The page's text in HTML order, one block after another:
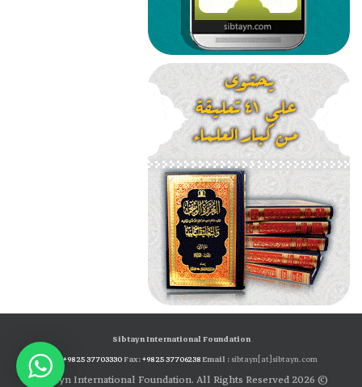
Sibtayn International Foundation
Tel:
+98 25 37703330Fax:+98 25 37706238Email :sibtayn[at]sibtayn.com
© 2026 Sibtayn International Foundation. All Rights Reserved.